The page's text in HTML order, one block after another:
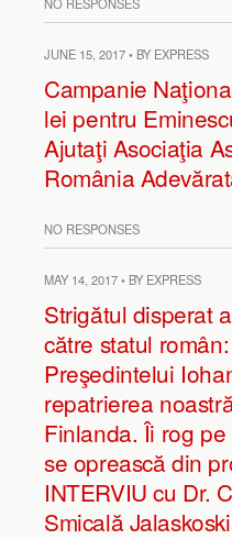
JUNE 15, 2017 • BY EXPRESS
Campanie
lei pentru
Ajutaţi Asociaţia
România
NO RESPONSES
MAY 14, 2017 • BY EXPRESS
Strigătul disperat
către statul
Preşedintelui
repatrierea
Finlanda. Îi rog
se oprească din
INTERVIU cu Dr.
Smicală Jalaskoski